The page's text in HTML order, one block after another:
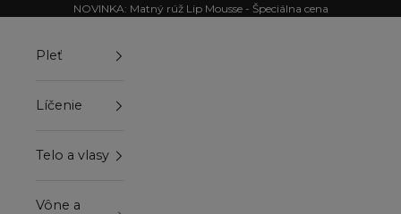
Preskočiť na obsahNOVINKA: Matný rúž Lip Mousse - Špeciálna cena
Pleť
Líčenie
Telo a vlasy
Vône a